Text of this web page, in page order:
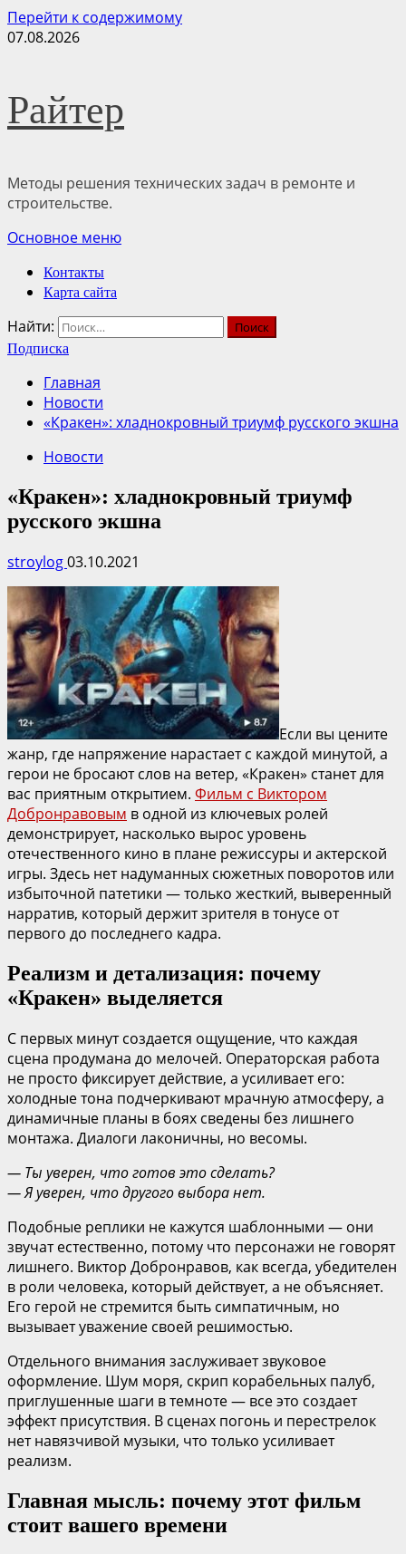
Перейти к содержимому
07.08.2026
Райтер
Методы решения технических задач в ремонте и
строительстве.
Основное меню
Контакты
Карта сайта
Найти:
Подписка
Главная
Новости
«Кракен»: хладнокровный триумф русского экшна
Новости
«Кракен»: хладнокровный триумф
русского экшна
stroylog03.10.2021
Если вы цените
жанр, где напряжение нарастает с каждой минутой, а
герои не бросают слов на ветер, «Кракен» станет для
вас приятным открытием. Фильм с Виктором
Добронравовым в одной из ключевых ролей
демонстрирует, насколько вырос уровень
отечественного кино в плане режиссуры и актерской
игры. Здесь нет надуманных сюжетных поворотов или
избыточной патетики — только жесткий, выверенный
нарратив, который держит зрителя в тонусе от
первого до последнего кадра.
Реализм и детализация: почему
«Кракен» выделяется
С первых минут создается ощущение, что каждая
сцена продумана до мелочей. Операторская работа
не просто фиксирует действие, а усиливает его:
холодные тона подчеркивают мрачную атмосферу, а
динамичные планы в боях сведены без лишнего
монтажа. Диалоги лаконичны, но весомы.
— Ты уверен, что готов это сделать?
— Я уверен, что другого выбора нет.
Подобные реплики не кажутся шаблонными — они
звучат естественно, потому что персонажи не говорят
лишнего. Виктор Добронравов, как всегда, убедителен
в роли человека, который действует, а не объясняет.
Его герой не стремится быть симпатичным, но
вызывает уважение своей решимостью.
Отдельного внимания заслуживает звуковое
оформление. Шум моря, скрип корабельных палуб,
приглушенные шаги в темноте — все это создает
эффект присутствия. В сценах погонь и перестрелок
нет навязчивой музыки, что только усиливает
реализм.
Главная мысль: почему этот фильм
стоит вашего времени